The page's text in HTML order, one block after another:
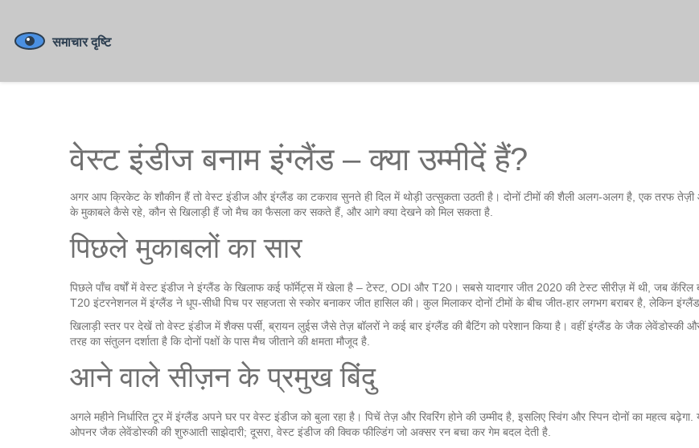
वेस्ट इंडीज बनाम इंग्लैंड – क्या उम्मीदें हैं?
अगर आप क्रिकेट के शौकीन हैं तो वेस्ट इंडीज और इंग्लैंड का टकराव सुनते ही दिल में थोड़ी उत्सुकता उठती है। दोनों टीमों की शैली अलग‑अलग है, एक तरफ
के मुकाबले कैसे रहे, कौन से खिलाड़ी हैं जो मैच का फैसला कर सकते हैं, और आगे क्या देखने को मिल सकता है.
पिछले मुकाबलों का सार
पिछले पाँच वर्षों में वेस्ट इंडीज ने इंग्लैंड के खिलाफ कई फॉर्मेट्स में खेला है – टेस्ट, ODI और T20। सबसे यादगार जीत 2020 की टेस्ट सीरीज़ में थी, जब कॅरिल
T20 इंटरनेशनल में इंग्लैंड ने धूप‑सीधी पिच पर सहजता से स्कोर बनाकर जीत हासिल की। कुल मिलाकर दोनों टीमों के बीच जीत‑हार लगभग बराबर है, लेकिन
खिलाड़ी स्तर पर देखें तो वेस्ट इंडीज में शैक्स पर्सी, ब्रायन लुईस जैसे तेज़ बॉलरों ने कई बार इंग्लैंड की बैटिंग को परेशान किया है। वहीं इंग्लैंड के जैक
तरह का संतुलन दर्शाता है कि दोनों पक्षों के पास मैच जीताने की क्षमता मौजूद है.
आने वाले सीज़न के प्रमुख बिंदु
अगले महीने निर्धारित टूर में इंग्लैंड अपने घर पर वेस्ट इंडीज को बुला रहा है। पिचें तेज़ और रिवरिंग होने की उम्मीद है, इसलिए स्विंग और स्पिन दोनों का महत्व
ओपनर जैक लेवेंडोस्की की शुरुआती साझेदारी; दूसरा, वेस्ट इंडीज की क्विक फील्डिंग जो अक्सर रन बचा कर गेम बदल देती है.